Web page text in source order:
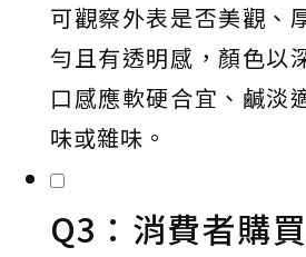
可觀察外表是否美觀、
勻且有透明感，顏色以
口感應軟硬合宜、鹹淡
味或雜味。
Q3：消費者購